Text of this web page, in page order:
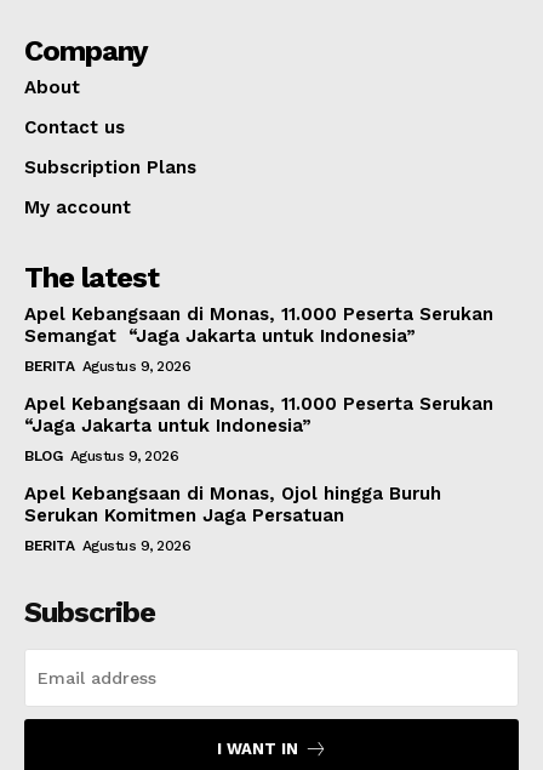
Company
About
Contact us
Subscription Plans
My account
The latest
Apel Kebangsaan di Monas, 11.000 Peserta Serukan
Semangat “Jaga Jakarta untuk Indonesia”
BERITA Agustus 9, 2026
Apel Kebangsaan di Monas, 11.000 Peserta Serukan
“Jaga Jakarta untuk Indonesia”
BLOG Agustus 9, 2026
Apel Kebangsaan di Monas, Ojol hingga Buruh
Serukan Komitmen Jaga Persatuan
BERITA Agustus 9, 2026
Subscribe
I WANT IN